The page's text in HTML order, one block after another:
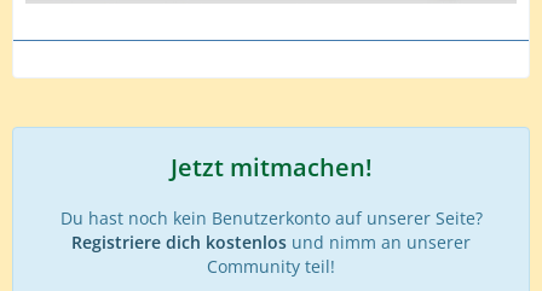
Jetzt mitmachen!
Du hast noch kein Benutzerkonto auf unserer Seite?
Registriere dich kostenlos und nimm an unserer
Community teil!